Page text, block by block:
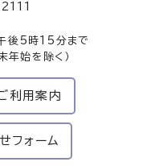
後5時15分まで
年始を除く）
利用案内
フォーム